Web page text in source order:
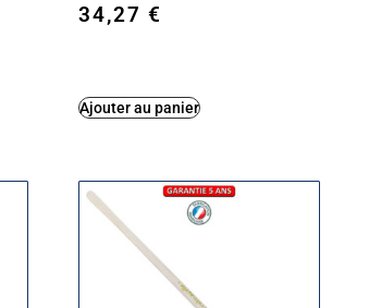
34,27€
Ajouter au panier